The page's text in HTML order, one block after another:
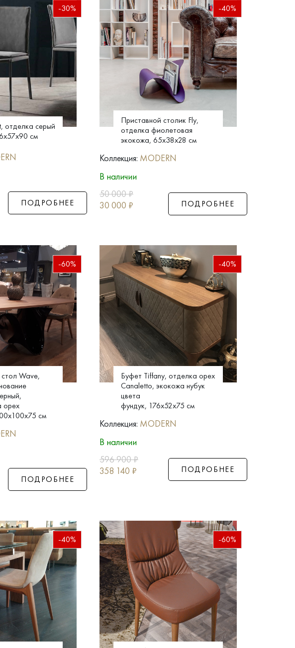
-30%
отделка серый
см
ПОДРОБНЕЕ
-40%
Приставной столик Fly,
отделка фиолетовая
экокожа, 65x38x28 см
Коллекция: MODERN
В наличии
50 000₽
30 000 ₽ ПОДРОБНЕЕ
-60%
Wave,
орех
см
ПОДРОБНЕЕ
-40%
Буфет Tiffany, отделка орех
Canaletto, экокожа нубук
цвета
фундук, 176x52x75 см
Коллекция: MODERN
В наличии
596 900₽
358 140 ₽ ПОДРОБНЕЕ
-40% -60%